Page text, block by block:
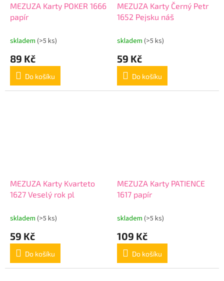
MEZUZA Karty POKER 1666
papír
skladem (>5 ks)
89 Kč
Do košíku
MEZUZA Karty Černý Petr
1652 Pejsku náš
skladem (>5 ks)
59 Kč
Do košíku
MEZUZA Karty Kvarteto
1627 Veselý rok pl
skladem (>5 ks)
59 Kč
Do košíku
MEZUZA Karty PATIENCE
1617 papír
skladem (>5 ks)
109 Kč
Do košíku